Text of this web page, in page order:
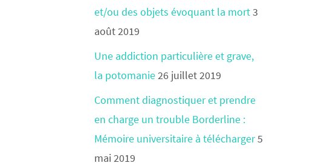
et/ou des objets évoquant la mort3
août 2019
Une addiction particulière et grave,
la potomanie26 juillet 2019
Comment diagnostiquer et prendre
en charge un trouble Borderline :
Mémoire universitaire à télécharger5
mai 2019